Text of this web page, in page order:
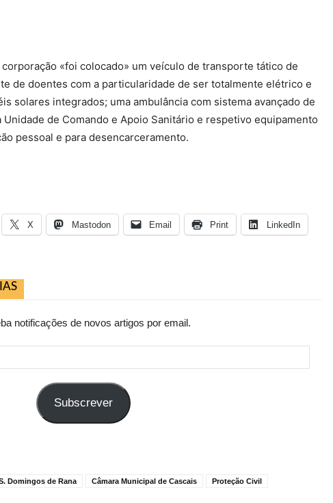
«foi colocado» um veículo de transporte tático de
de doentes com a particularidade de ser totalmente elétrico e
solares integrados; uma ambulância com sistema avançado de
de Comando e Apoio Sanitário e respetivo equipamento
pessoal e para desencarceramento.
X Mastodon Email Print LinkedIn
notificações de novos artigos por email.
Subscrever
Domingos de Rana Câmara Municipal de Cascais Proteção Civil